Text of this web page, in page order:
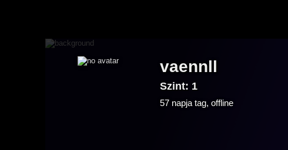
vaennll
Szint: 1
57 napja tag, offline